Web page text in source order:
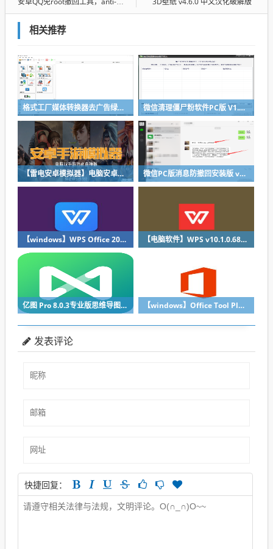
相关推荐
格式工厂媒体转换器去广告绿色版v5.5.0 微信清理僵尸粉软件PC版 V1.5.5
【雷电安卓模拟器】电脑安卓模拟器中文版去除广告绿色纯净版v4.0.42 x64 微信PC版消息防撤回安装版 v3.1.0.151
【windows】WPS Office 2016 极限精简绿色版v20.11.01 【电脑软件】WPS v10.1.0.6875绿色版（无联网），无任何广告和流氓软件
亿图 Pro 8.0.3专业版思维导图， 绿色单文件已注册版 【windows】Office Tool Plus v7.6.1 去广告版，一键部署安装office的神器
发表评论
快捷回复：